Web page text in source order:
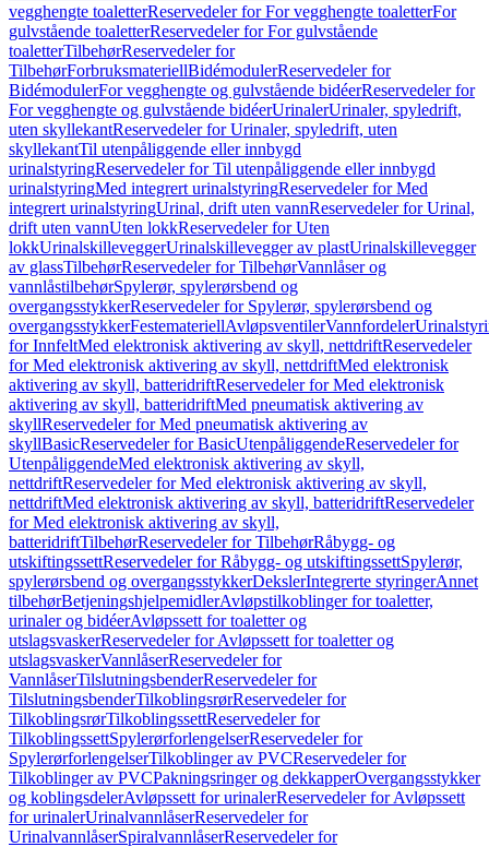
vegghengte toaletterReservedeler for For vegghengte toaletterFor
gulvstående toaletterReservedeler for For gulvstående
toaletterTilbehørReservedeler for
TilbehørForbruksmateriellBidémodulerReservedeler for
BidémodulerFor vegghengte og gulvstående bidéerReservedeler for
For vegghengte og gulvstående bidéerUrinalerUrinaler, spyledrift,
uten skyllekantReservedeler for Urinaler, spyledrift, uten
skyllekantTil utenpåliggende eller innbygd
urinalstyringReservedeler for Til utenpåliggende eller innbygd
urinalstyringMed integrert urinalstyringReservedeler for Med
integrert urinalstyringUrinal, drift uten vannReservedeler for Urinal,
drift uten vannUten lokkReservedeler for Uten
lokkUrinalskilleveggerUrinalskillevegger av plastUrinalskillevegger
av glassTilbehørReservedeler for TilbehørVannlåser og
vannlåstilbehørSpylerør, spylerørsbend og
overgangsstykkerReservedeler for Spylerør, spylerørsbend og
overgangsstykkerFestemateriellAvløpsventilerVannfordeler
for InnfeltMed elektronisk aktivering av skyll, nettdriftReservedeler
for Med elektronisk aktivering av skyll, nettdriftMed elektronisk
aktivering av skyll, batteridriftReservedeler for Med elektronisk
aktivering av skyll, batteridriftMed pneumatisk aktivering av
skyllReservedeler for Med pneumatisk aktivering av
skyllBasicReservedeler for BasicUtenpåliggendeReservedeler for
UtenpåliggendeMed elektronisk aktivering av skyll,
nettdriftReservedeler for Med elektronisk aktivering av skyll,
nettdriftMed elektronisk aktivering av skyll, batteridriftReservedeler
for Med elektronisk aktivering av skyll,
batteridriftTilbehørReservedeler for TilbehørRåbygg- og
utskiftingssettReservedeler for Råbygg- og utskiftingssettSpylerør,
spylerørsbend og overgangsstykkerDekslerIntegrerte styringerAnnet
tilbehørBetjeningshjelpemidlerAvløpstilkoblinger for toaletter,
urinaler og bidéerAvløpssett for toaletter og
utslagsvaskerReservedeler for Avløpssett for toaletter og
utslagsvaskerVannlåserReservedeler for
VannlåserTilslutningsbenderReservedeler for
TilslutningsbenderTilkoblingsrørReservedeler for
TilkoblingsrørTilkoblingssettReservedeler for
TilkoblingssettSpylerørforlengelserReservedeler for
SpylerørforlengelserTilkoblinger av PVCReservedeler for
Tilkoblinger av PVCPakningsringer og dekkapperOvergangsstykker
og koblingsdelerAvløpssett for urinalerReservedeler for Avløpssett
for urinalerUrinalvannlåserReservedeler for
UrinalvannlåserSpiralvannlåserReservedeler for